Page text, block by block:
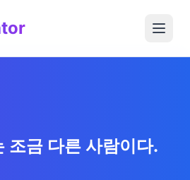
조금 다른 사람이다.